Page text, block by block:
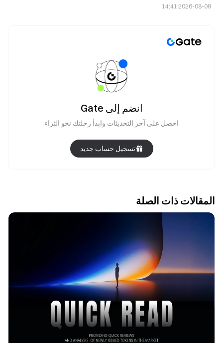
2026-08-09 14:41
انضم إلى Gate
احصل على آخر التحديثات وابدأ رحلتك نحو الثراء
تسجيل حساب جديد
المقالات ذات الصلة